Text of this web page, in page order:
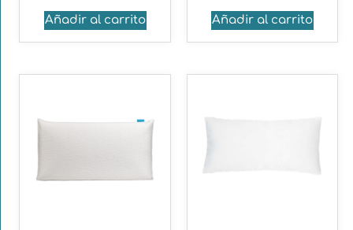
Añadir al carrito Añadir al carrito